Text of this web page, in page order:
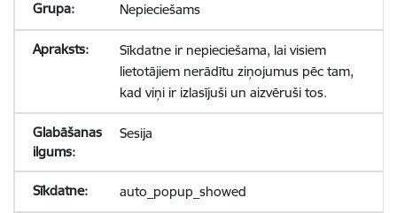
Nepieciešams
Sīkdatne ir nepieciešama, lai visiem
lietotājiem nerādītu ziņojumus pēc tam,
kad viņi ir izlasījuši un aizvēruši tos.
Sesija
auto_popup_showed